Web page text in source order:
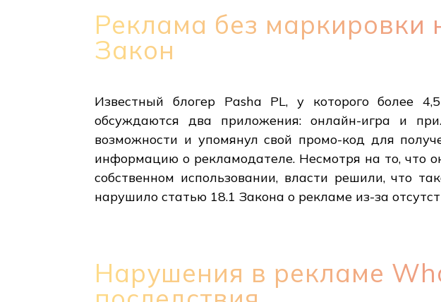
Реклама без маркировки
Закон
Известный блогер Pasha PL, у которого более
обсуждаются два приложения: онлайн-игра и
возможности и упомянул свой промо-код для
информацию о рекламодателе. Несмотря на то, что
собственном использовании, власти решили, что
нарушило статью 18.1 Закона о рекламе из-за
Нарушения в рекламе